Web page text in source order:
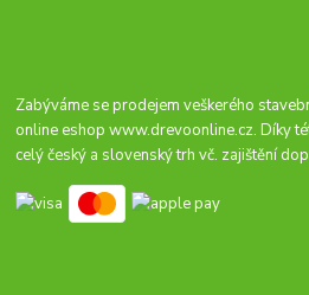
Zabýváme se prodejem veškerého
online eshopwww.drevoonline.cz. Díky
celý český a slovenský trh vč. zajištění